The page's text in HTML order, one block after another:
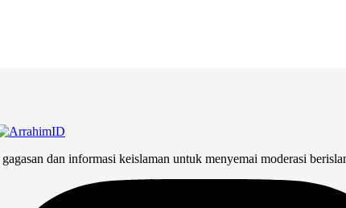
dan informasi keislaman untuk menyemai moderasi